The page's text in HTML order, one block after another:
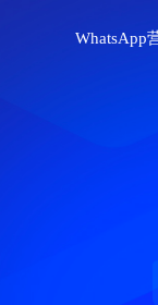
WhatsApp